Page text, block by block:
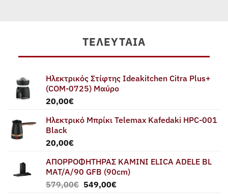
ΤΕΛΕΥΤΑΊΑ
Ηλεκτρικός Στίφτης Ideakitchen Citra Plus+
(COM-0725) Μαύρο
20,00€
Ηλεκτρικό Μπρίκι Telemax Kafedaki HPC-001
Black
20,00€
ΑΠΟΡΡΟΦΗΤΗΡΑΣ ΚΑΜΙΝΙ ELICA ADELE BL
MAT/A/90 GFB (90cm)
579,00€ Original
549,00€Η